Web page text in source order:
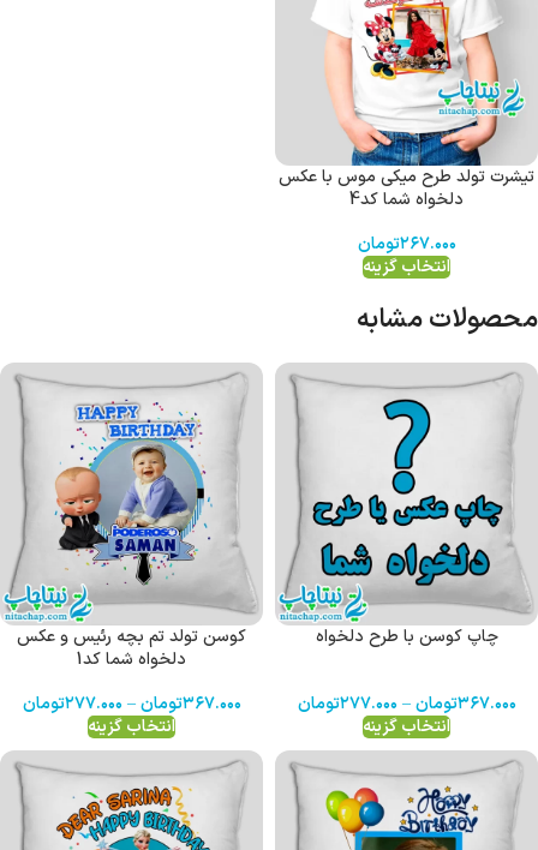
تیشرت تولد طرح میکی موس با عکس
دلخواه شما کد4
۲۶۷.۰۰۰تومان
انتخاب گزینه
محصولات مشابه
چاپ کوسن با طرح دلخواه
۳۶۷.۰۰۰تومان – ۲۷۷.۰۰۰تومان
انتخاب گزینه
کوسن تولد تم بچه رئیس و عکس
دلخواه شما کد1
۳۶۷.۰۰۰تومان – ۲۷۷.۰۰۰تومان
انتخاب گزینه